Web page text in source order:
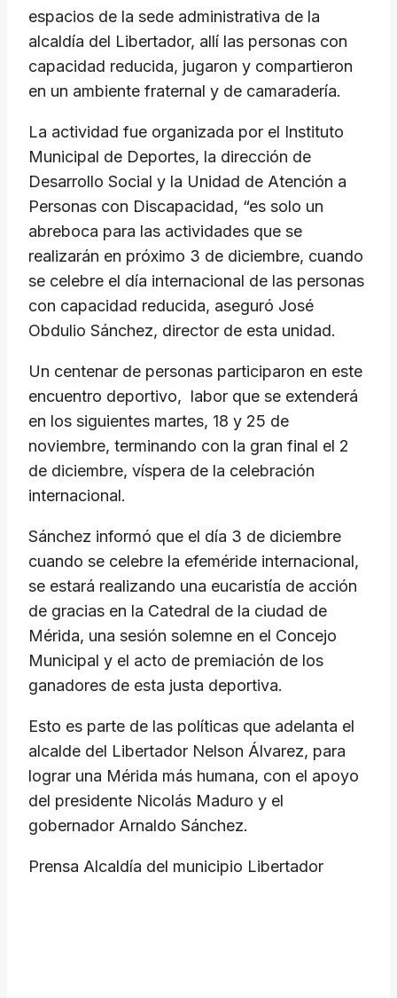
espacios de la sede administrativa de la
alcaldía del Libertador, allí las personas con
capacidad reducida, jugaron y compartieron
en un ambiente fraternal y de camaradería.
La actividad fue organizada por el Instituto
Municipal de Deportes, la dirección de
Desarrollo Social y la Unidad de Atención a
Personas con Discapacidad, “es solo un
abreboca para las actividades que se
realizarán en próximo 3 de diciembre, cuando
se celebre el día internacional de las personas
con capacidad reducida, aseguró José
Obdulio Sánchez, director de esta unidad.
Un centenar de personas participaron en este
encuentro deportivo, labor que se extenderá
en los siguientes martes, 18 y 25 de
noviembre, terminando con la gran final el 2
de diciembre, víspera de la celebración
internacional.
Sánchez informó que el día 3 de diciembre
cuando se celebre la efeméride internacional,
se estará realizando una eucaristía de acción
de gracias en la Catedral de la ciudad de
Mérida, una sesión solemne en el Concejo
Municipal y el acto de premiación de los
ganadores de esta justa deportiva.
Esto es parte de las políticas que adelanta el
alcalde del Libertador Nelson Álvarez, para
lograr una Mérida más humana, con el apoyo
del presidente Nicolás Maduro y el
gobernador Arnaldo Sánchez.
Prensa Alcaldía del municipio Libertador